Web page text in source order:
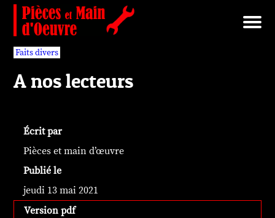
Brut/Archives
Faits divers
Nécrotechnologies
Documents
Librairie/Service Compris
Pièces détachées
Faits divers
A nos lecteurs
Écrit par
Pièces et main d’œuvre
Publié le
jeudi 13 mai 2021
Version pdf